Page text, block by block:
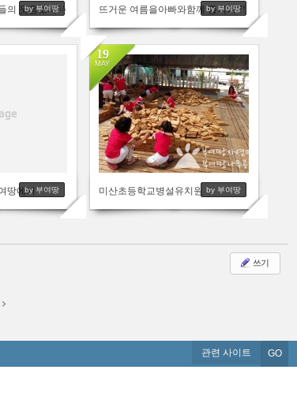
의 웃음소리^^
by 부여땅 뜨거운 여름을아빠와함께 즐기기!!!
by 부여땅
여름을 시원하게 부여땅에서 ~~여름 캠프시작합니다.
by 부여땅 미산초등학교병설유치원
19
MAY
by 부여땅
3161
쓰기